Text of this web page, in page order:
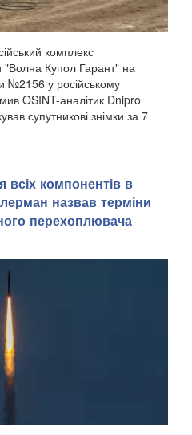
комплекс
"Волна Купол Гарант" на
№2156 у російському
OSINT-аналітик Dnipro
супутникові знімки за 7
всіх компонентів в
назвав терміни
перехоплювача